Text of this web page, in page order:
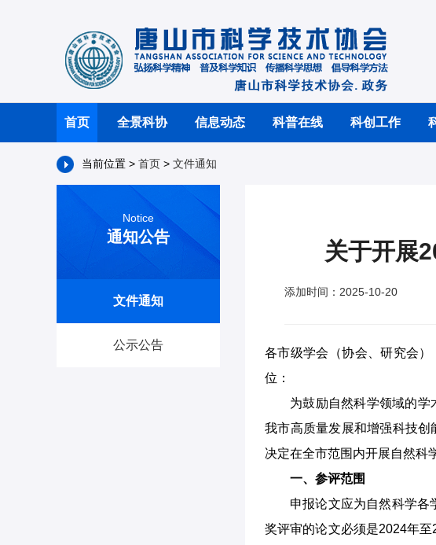
首页 全景科协 信息动态 科普在线 科创工作
当前位置 > 首页 > 文件通知
Notice
通知公告
文件通知
公示公告
关于开展
添加时间：2025-10-20
各市级学会（协会、研究会
位：
为鼓励自然科学领域的
我市高质量发展和增强科技
决定在全市范围内开展自然科
一、参评范围
申报论文应为自然科学各
奖评审的论文必须是2024年